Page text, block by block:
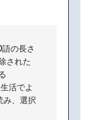
の長さ
された
活でよ
み、選択